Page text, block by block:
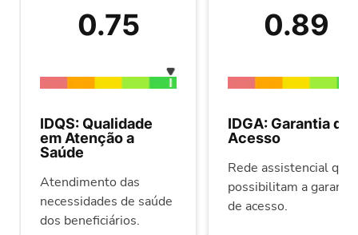
0.75
IDQS: Qualidade
em Atenção a
Saúde
Atendimento das
necessidades de saúde
dos beneficiários.
0.89
IDGA: Garantia de
Acesso
Rede assistencial que
possibilitam a garantia
de acesso.